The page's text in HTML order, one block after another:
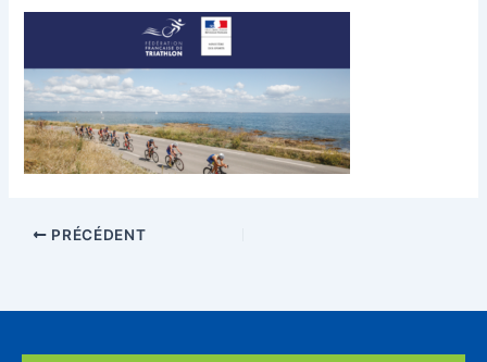
PRÉCÉDENT